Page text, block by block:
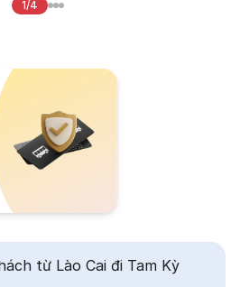
1/4
từ Lào Cai đi Tam Kỳ